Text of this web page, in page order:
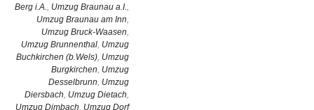
Berg i.A., Umzug Braunau a.I.,
Umzug Braunau am Inn,
Umzug Bruck-Waasen,
Umzug Brunnenthal, Umzug
Buchkirchen (b.Wels), Umzug
Burgkirchen, Umzug
Desselbrunn, Umzug
Diersbach, Umzug Dietach,
Umzug Dimbach, Umzug Dorf